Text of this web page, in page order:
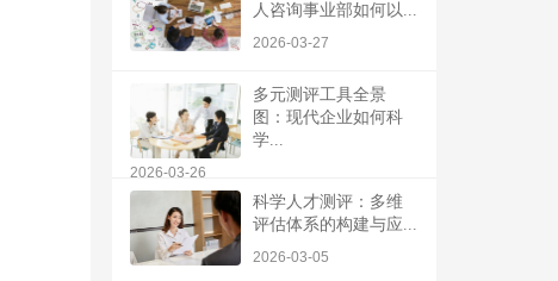
人咨询事业部如何以...
2026-03-27
多元测评工具全景
图：现代企业如何科
学...
2026-03-26
科学人才测评：多维
评估体系的构建与应...
2026-03-05